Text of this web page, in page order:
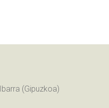
(Gipuzkoa)